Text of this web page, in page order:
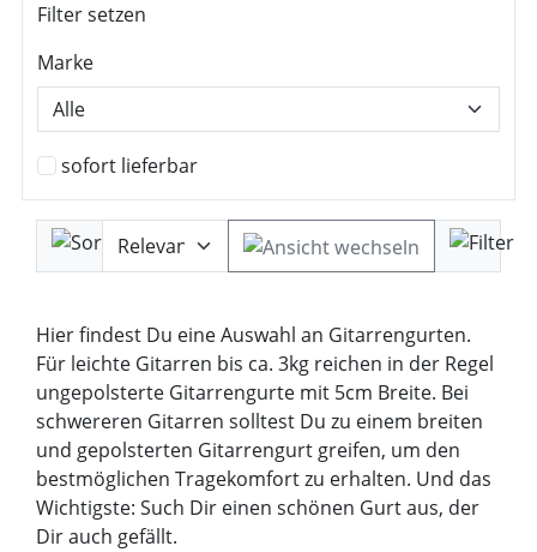
Filter setzen
Marke
sofort lieferbar
Hier findest Du eine Auswahl an Gitarrengurten.
Für leichte Gitarren bis ca. 3kg reichen in der Regel
ungepolsterte Gitarrengurte mit 5cm Breite. Bei
schwereren Gitarren solltest Du zu einem breiten
und gepolsterten Gitarrengurt greifen, um den
bestmöglichen Tragekomfort zu erhalten. Und das
Wichtigste: Such Dir einen schönen Gurt aus, der
Dir auch gefällt.